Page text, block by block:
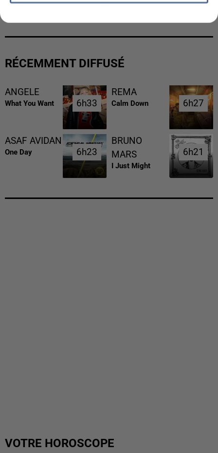
RÉCEMMENT DIFFUSÉ
ANGELE
What You Want 6h33
6h33
REMA
Calm Down 6h27
6h27
ASAF AVIDAN
One Day 6h23
6h23
BRUNO
MARS
I Just Might
6h21
6h21
VOTRE HOROSCOPE